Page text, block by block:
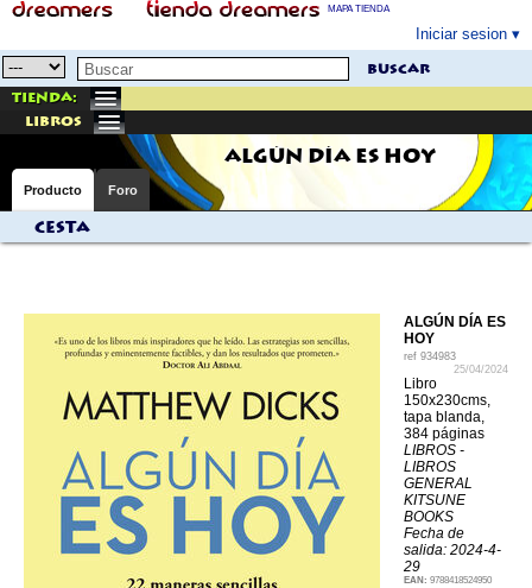
MAPA TIENDA
Iniciar sesion
buscar
Tienda:
libros
ALGÚN DÍA ES HOY
Producto Foro
Cesta
ALGÚN DÍA ES
HOY
ref 934983
25/04/2024
Libro
150x230cms,
tapa blanda,
384 páginas
LIBROS -
LIBROS
GENERAL
KITSUNE
BOOKS
Fecha de
salida: 2024-4-
29
EAN: 9788418524950